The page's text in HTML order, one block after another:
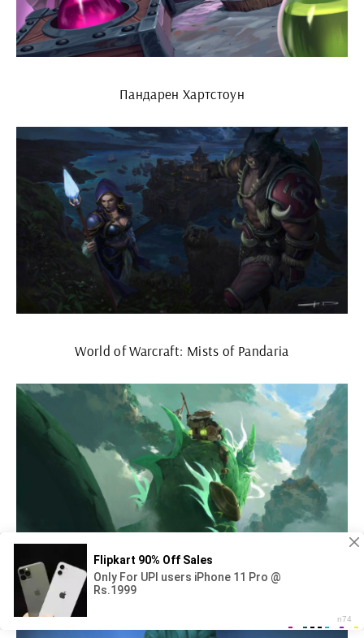
Пандарен Хартстоун
World of Warcraft: Mists of Pandaria
Чэнь буйный Портер Warcraft